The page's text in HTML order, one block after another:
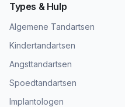
Types & Hulp
Algemene Tandartsen
Kindertandartsen
Angsttandartsen
Spoedtandartsen
Implantologen